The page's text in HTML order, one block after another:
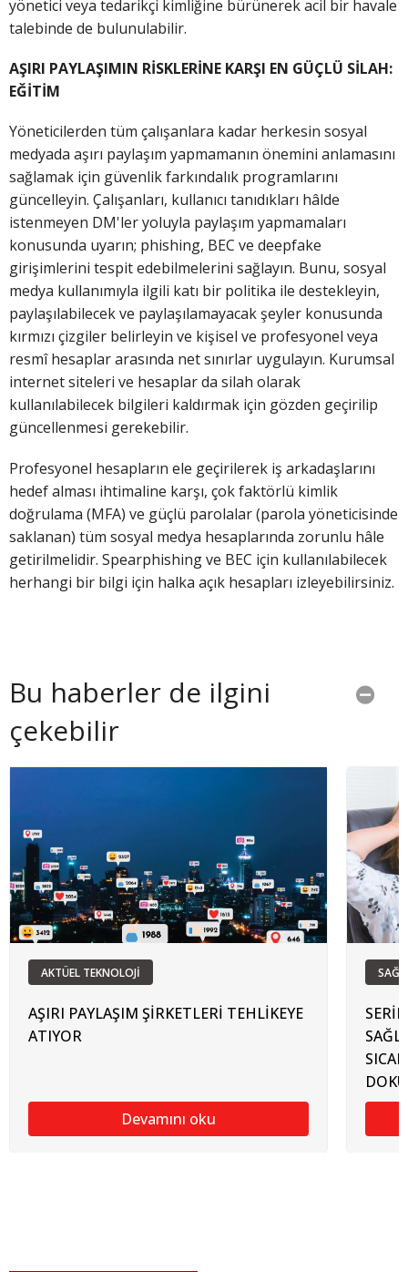
yönetici veya tedarikçi kimliğine bürünerek acil bir havale
talebinde de bulunulabilir.
AŞIRI PAYLAŞIMIN RİSKLERİNE KARŞI EN GÜÇLÜ SİLAH:
EĞİTİM
Yöneticilerden tüm çalışanlara kadar herkesin sosyal
medyada aşırı paylaşım yapmamanın önemini anlamasını
sağlamak için güvenlik farkındalık programlarını
güncelleyin. Çalışanları, kullanıcı tanıdıkları hâlde
istenmeyen DM'ler yoluyla paylaşım yapmamaları
konusunda uyarın; phishing, BEC ve deepfake
girişimlerini tespit edebilmelerini sağlayın. Bunu, sosyal
medya kullanımıyla ilgili katı bir politika ile destekleyin,
paylaşılabilecek ve paylaşılamayacak şeyler konusunda
kırmızı çizgiler belirleyin ve kişisel ve profesyonel veya
resmî hesaplar arasında net sınırlar uygulayın. Kurumsal
internet siteleri ve hesaplar da silah olarak
kullanılabilecek bilgileri kaldırmak için gözden geçirilip
güncellenmesi gerekebilir.
Profesyonel hesapların ele geçirilerek iş arkadaşlarını
hedef alması ihtimaline karşı, çok faktörlü kimlik
doğrulama (MFA) ve güçlü parolalar (parola yöneticisinde
saklanan) tüm sosyal medya hesaplarında zorunlu hâle
getirilmelidir. Spearphishing ve BEC için kullanılabilecek
herhangi bir bilgi için halka açık hesapları izleyebilirsiniz.
Bu haberler de ilgini
çekebilir
AKTÜEL TEKNOLOJİ
AŞIRI PAYLAŞIM ŞİRKETLERİ TEHLİKEYE
ATIYOR
Devamını oku